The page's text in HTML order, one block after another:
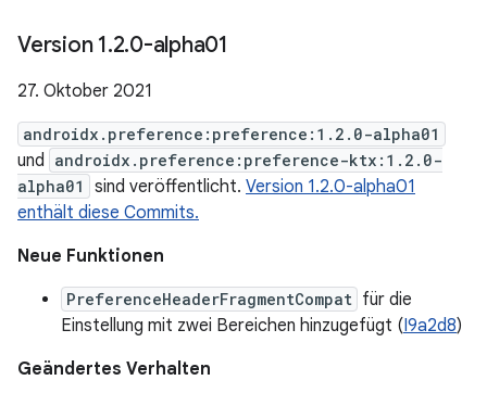
Version 1.2.0-alpha01
27. Oktober 2021
androidx.preference:preference:1.2.0-alpha01
und androidx.preference:preference-ktx:1.2.0-
alpha01
sind veröffentlicht. Version 1.2.0-alpha01
enthält diese Commits.
Neue Funktionen
PreferenceHeaderFragmentCompat für die
Einstellung mit zwei Bereichen hinzugefügt (I9a2d8)
Geändertes Verhalten